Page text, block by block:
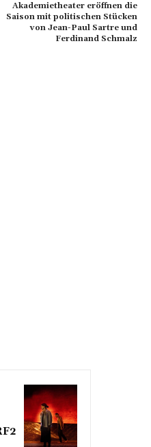
Akademietheater eröffnen die
Saison mit politischen Stücken
von Jean-Paul Sartre und
Ferdinand Schmalz